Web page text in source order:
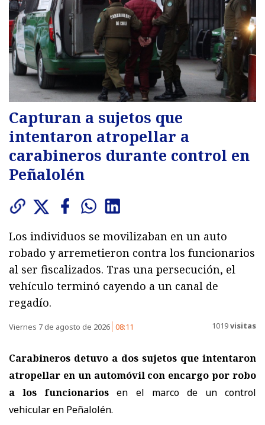
Capturan a sujetos que
intentaron atropellar a
carabineros durante control en
Peñalolén
Los individuos se movilizaban en un auto
robado y arremetieron contra los funcionarios
al ser fiscalizados. Tras una persecución, el
vehículo terminó cayendo a un canal de
regadío.
Viernes 7 de agosto de 2026 08:11 1019visitas
Carabineros detuvo a dos sujetos que intentaron
atropellar en un automóvil con encargo por robo
a los funcionarios en el marco de un control
vehicular en Peñalolén.